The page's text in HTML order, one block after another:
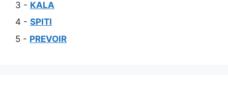
3 - KALA
4 - SPITI
5 - PREVOIR